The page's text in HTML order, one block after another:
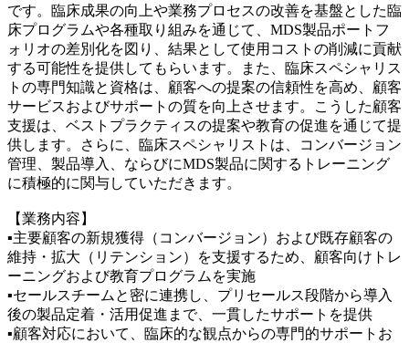
です。臨床成果の向上や業務プロセスの改善を基盤とした臨
床プログラムや各種取り組みを通じて、MDS製品ポートフ
ォリオの差別化を図り、結果として使用コストの削減に貢献
する可能性を提供してもらいます。また、臨床スペシャリス
トの専門知識と資格は、顧客への提案の信頼性を高め、顧客
サービスおよびサポートの質を向上させます。こうした顧客
支援は、ベストプラクティスの提案や教育の促進を通じて提
供します。さらに、臨床スペシャリストは、コンバージョン
管理、製品導入、ならびにMDS製品に関するトレーニング
に積極的に関与していただきます。
【業務内容】
▪主要顧客の新規獲得（コンバージョン）および既存顧客の
維持・拡大（リテンション）を支援するため、顧客向けトレ
ーニングおよび教育プログラムを実施
▪セールスチームと密に連携し、プリセールス段階から導入
後の製品定着・活用促進まで、一貫したサポートを提供
▪顧客対応において、臨床的な観点からの専門的サポートお